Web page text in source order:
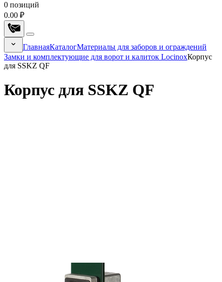
0 позиций
0.00 ₽
ГлавнаяКаталогМатериалы для заборов и ограждений
Замки и комплектующие для ворот и калиток LocinoxКорпус
для SSKZ QF
Корпус для SSKZ QF